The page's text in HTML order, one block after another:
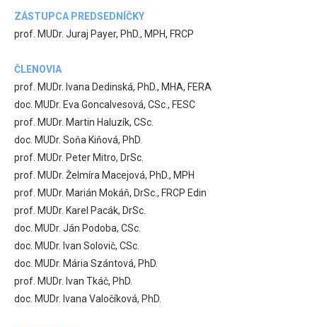
ZÁSTUPCA PREDSEDNÍČKY
prof. MUDr. Juraj Payer, PhD., MPH, FRCP
ČLENOVIA
prof. MUDr. Ivana Dedinská, PhD., MHA, FERA
doc. MUDr. Eva Goncalvesová, CSc., FESC
prof. MUDr. Martin Haluzík, CSc.
doc. MUDr. Soňa Kiňová, PhD.
prof. MUDr. Peter Mitro, DrSc.
prof. MUDr. Želmíra Macejová, PhD., MPH
prof. MUDr. Marián Mokáň, DrSc., FRCP Edin
prof. MUDr. Karel Pacák, DrSc.
doc. MUDr. Ján Podoba, CSc.
doc. MUDr. Ivan Solovič, CSc.
doc. MUDr. Mária Szántová, PhD.
prof. MUDr. Ivan Tkáč, PhD.
doc. MUDr. Ivana Valočíková, PhD.